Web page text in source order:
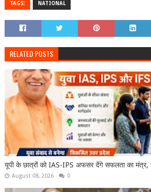
TAGS: NATIONAL
RELATED POSTS
यूपी के छात्रों को IAS-IPS अफसर देंगे सफलता का मंत्र,
August 08, 2026 0